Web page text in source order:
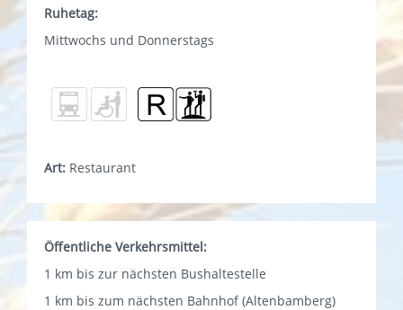
Ruhetag:
Mittwochs und Donnerstags
Art: Restaurant
Öffentliche Verkehrsmittel:
1 km bis zur nächsten Bushaltestelle
1 km bis zum nächsten Bahnhof (Altenbamberg)